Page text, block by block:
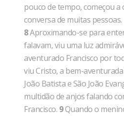
pouco de tempo, começou a
conversa de muitas pessoas.
8Aproximando-se para
falavam, viu uma luz
aventurado Francisco por
viu Cristo, a bem-
João Batista e São João
multidão de anjos falando
Francisco. 9Quando o